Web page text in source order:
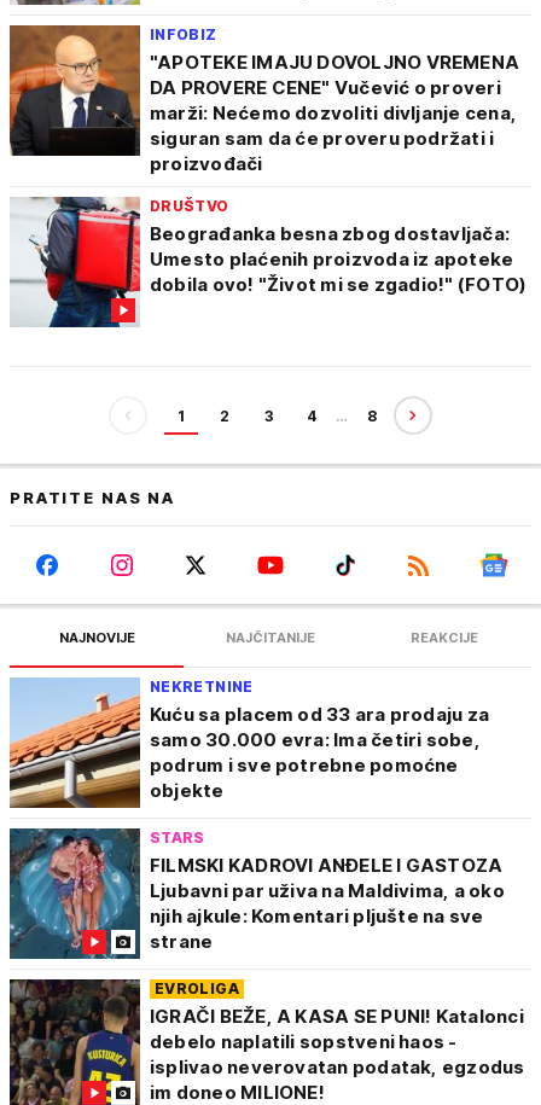
INFOBIZ
"APOTEKE IMAJU DOVOLJNO VREMENA
DA PROVERE CENE" Vučević o proveri
marži: Nećemo dozvoliti divljanje cena,
siguran sam da će proveru podržati i
proizvođači
DRUŠTVO
Beograđanka besna zbog dostavljača:
Umesto plaćenih proizvoda iz apoteke
dobila ovo! "Život mi se zgadio!" (FOTO)
1 2 3 4 … 8
PRATITE NAS NA
NAJNOVIJE NAJČITANIJE REAKCIJE
NEKRETNINE
Kuću sa placem od 33 ara prodaju za
samo 30.000 evra: Ima četiri sobe,
podrum i sve potrebne pomoćne
objekte
STARS
FILMSKI KADROVI ANĐELE I GASTOZA
Ljubavni par uživa na Maldivima, a oko
njih ajkule: Komentari pljušte na sve
strane
EVROLIGA
IGRAČI BEŽE, A KASA SE PUNI! Katalonci
debelo naplatili sopstveni haos -
isplivao neverovatan podatak, egzodus
im doneo MILIONE!